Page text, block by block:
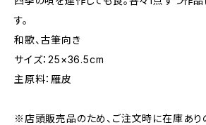
す。
和歌、古筆向き
サイズ：25×36.5cm
主原料：雁皮
※店頭販売品のため、ご注文時に在庫あ